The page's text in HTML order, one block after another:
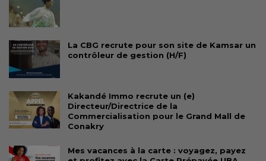
La CBG recrute pour son site de Kamsar un
contrôleur de gestion (H/F)
Kakandé Immo recrute un (e)
Directeur/Directrice de la
Commercialisation pour le Grand Mall de
Conakry
Mes vacances à la carte : voyagez, payez